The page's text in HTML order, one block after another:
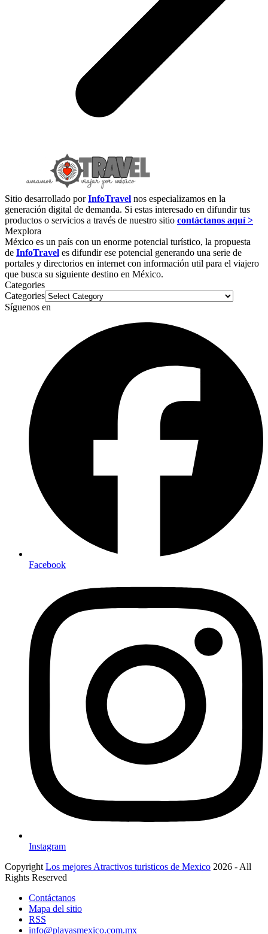
Sitio desarrollado porInfoTravel nos especializamos en la
generación digital de demanda. Si estas interesado en difundir tus
productos o servicios a través de nuestro sitio contáctanos aquí >
Mexplora
México es un país con un enorme potencial turístico, la propuesta
de InfoTravel es difundir ese potencial generando una serie de
portales y directorios en internet con información util para el viajero
que busca su siguiente destino en México.
Categories
Categories
Síguenos en
Facebook
Instagram
Copyright Los mejores Atractivos turisticos de Mexico 2026 - All
Rights Reserved
Contáctanos
Mapa del sitio
RSS
info@playasmexico.com.mx